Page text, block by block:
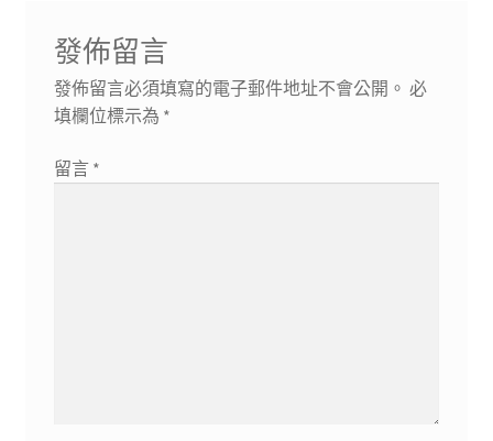
發佈留言
發佈留言必須填寫的電子郵件地址不會公開。 必
填欄位標示為 *
留言 *